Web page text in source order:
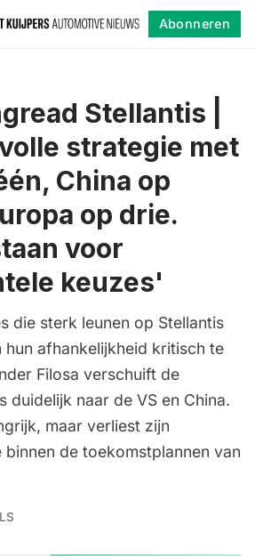
Abonneren
Stellantis |
strategie met
China op
op drie.
voor
keuzes'
die sterk leunen op Stellantis
hun afhankelijkheid kritisch te
Filosa verschuift de
duidelijk naar de VS en China.
maar verliest zijn
de toekomstplannen van